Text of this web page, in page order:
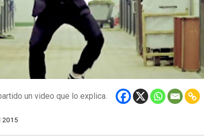
un video que lo explica.
2015